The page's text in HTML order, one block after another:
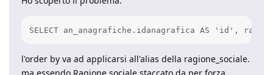
l'order by va ad applicarsi all'alias della ragione_sociale.